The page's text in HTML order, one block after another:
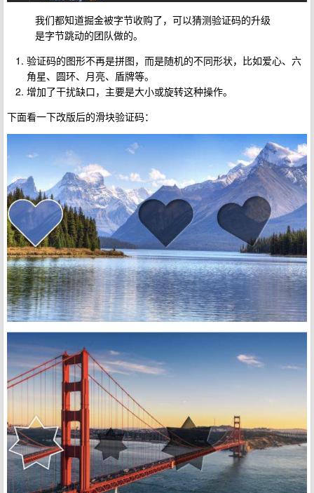
我们都知道掘金被字节收购了，可以猜测验证码的升级
是字节跳动的团队做的。
验证码的图形不再是拼图，而是随机的不同形状，比如爱心、六
角星、圆环、月亮、盾牌等。
增加了干扰缺口，主要是大小或旋转这种操作。
下面看一下改版后的滑块验证码：